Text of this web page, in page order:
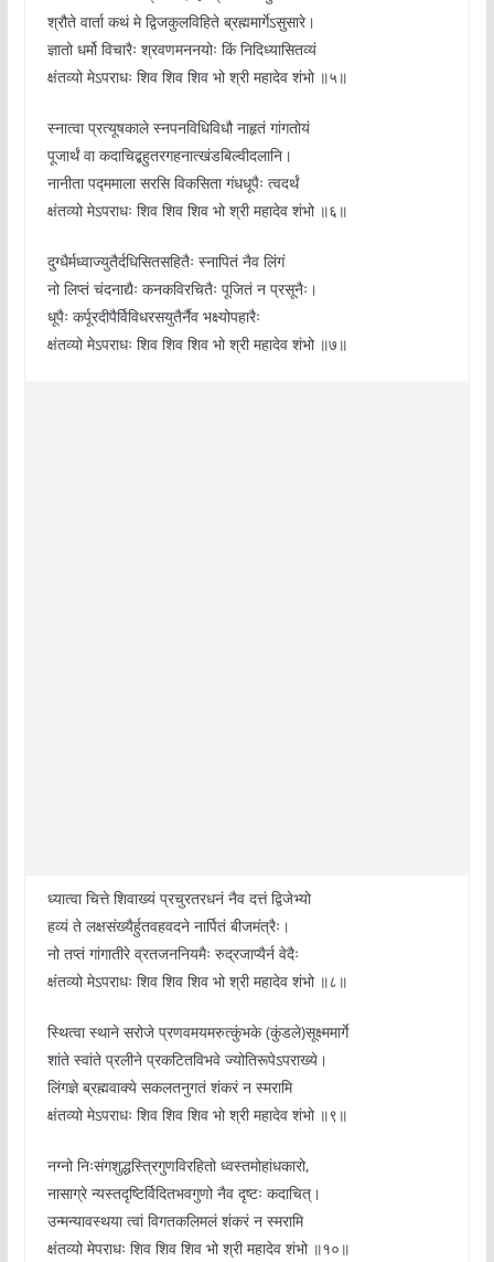
श्रौते वार्ता कथं मे द्विजकुलविहिते ब्रह्ममार्गे‌ऽसुसारे।
ज्ञातो धर्मो विचारैः श्रवणमननयोः किं निदिध्यासितव्यं
क्षंतव्यो मे‌ऽपराधः शिव शिव शिव भो श्री महादेव शंभो ॥५॥
स्नात्वा प्रत्यूषकाले स्नपनविधिविधौ नाहृतं गांगतोयं
पूजार्थं वा कदाचिद्बहुतरगहनात्खंडबिल्वीदलानि।
नानीता पद्ममाला सरसि विकसिता गंधधूपैः त्वदर्थं
क्षंतव्यो मे‌ऽपराधः शिव शिव शिव भो श्री महादेव शंभो ॥६॥
दुग्धैर्मध्वाज्युतैर्दधिसितसहितैः स्नापितं नैव लिंगं
नो लिप्तं चंदनाद्यैः कनकविरचितैः पूजितं न प्रसूनैः।
धूपैः कर्पूरदीपैर्विविधरसयुतैर्नैव भक्ष्योपहारैः
क्षंतव्यो मे‌ऽपराधः शिव शिव शिव भो श्री महादेव शंभो ॥७॥
ध्यात्वा चित्ते शिवाख्यं प्रचुरतरधनं नैव दत्तं द्विजेभ्यो
हव्यं ते लक्षसंख्यैर्हुतवहवदने नार्पितं बीजमंत्रैः।
नो तप्तं गांगातीरे व्रतजननियमैः रुद्रजाप्यैर्न वेदैः
क्षंतव्यो मे‌ऽपराधः शिव शिव शिव भो श्री महादेव शंभो ॥८॥
स्थित्वा स्थाने सरोजे प्रणवमयमरुत्कुंभके (कुंडले)सूक्ष्ममार्गे
शांते स्वांते प्रलीने प्रकटितविभवे ज्योतिरूपे‌ऽपराख्ये।
लिंगज्ञे ब्रह्मवाक्ये सकलतनुगतं शंकरं न स्मरामि
क्षंतव्यो मे‌ऽपराधः शिव शिव शिव भो श्री महादेव शंभो ॥९॥
नग्नो निःसंगशुद्धस्त्रिगुणविरहितो ध्वस्तमोहांधकारो,
नासाग्रे न्यस्तदृष्टिर्विदितभवगुणो नैव दृष्टः कदाचित्।
उन्मन्या‌वस्थया त्वां विगतकलिमलं शंकरं न स्मरामि
क्षंतव्यो मे‌पराधः शिव शिव शिव भो श्री महादेव शंभो ॥१०॥